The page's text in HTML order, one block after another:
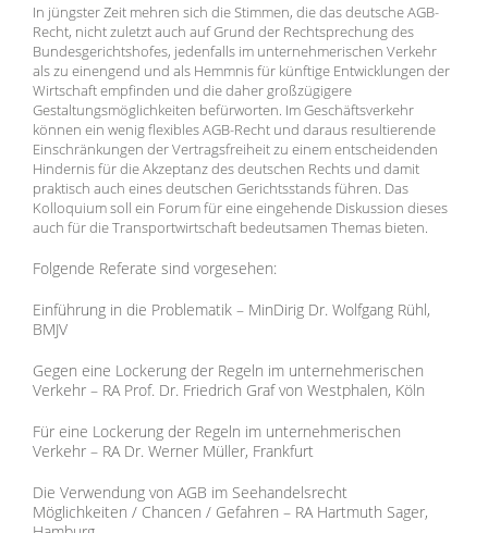
In jüngster Zeit mehren sich die Stimmen, die das deutsche AGB-
Recht, nicht zuletzt auch auf Grund der Rechtsprechung des
Bundesgerichtshofes, jedenfalls im unternehmerischen Verkehr
als zu einengend und als Hemmnis für künftige Entwicklungen der
Wirtschaft empfinden und die daher großzügigere
Gestaltungsmöglichkeiten befürworten. Im Geschäftsverkehr
können ein wenig flexibles AGB-Recht und daraus resultierende
Einschränkungen der Vertragsfreiheit zu einem entscheidenden
Hindernis für die Akzeptanz des deutschen Rechts und damit
praktisch auch eines deutschen Gerichtsstands führen. Das
Kolloquium soll ein Forum für eine eingehende Diskussion dieses
auch für die Transportwirtschaft bedeutsamen Themas bieten.
Folgende Referate sind vorgesehen:
Einführung in die Problematik – MinDirig Dr. Wolfgang Rühl,
BMJV
Gegen eine Lockerung der Regeln im unternehmerischen
Verkehr – RA Prof. Dr. Friedrich Graf von Westphalen, Köln
Für eine Lockerung der Regeln im unternehmerischen
Verkehr – RA Dr. Werner Müller, Frankfurt
Die Verwendung von AGB im Seehandelsrecht
Möglichkeiten / Chancen / Gefahren – RA Hartmuth Sager,